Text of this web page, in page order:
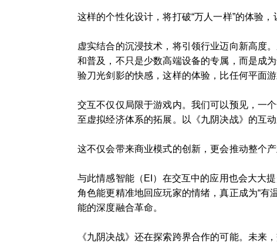
这样的个性化设计，将打破“万人一样”的体验
虚实结合的沉浸技术，将引领行业迈向新高度
和普及，不只是少数高端设备的专属，而是成
验刀光剑影的快感，这样的体验，比任何平面游
交互不仅仅局限于游戏内。我们可以预见，一
至虚拟经济体系的拓展。以《九阴决战》的互
这不仅会带来商业模式的创新，更会推动整个产
与此情感智能（EI）在交互中的应用也会大大
角色能更精准地回应玩家的情绪，真正成为“
能的深度融合革命。
《九阴决战》还在探索跨界合作的可能。未来